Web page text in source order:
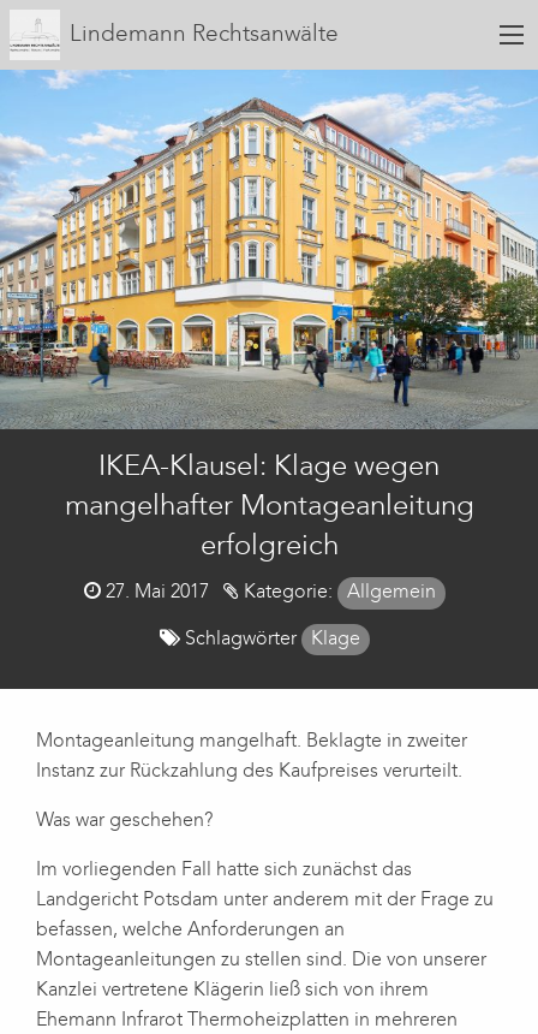
Lindemann Rechtsanwälte
IKEA-Klausel: Klage wegen
mangelhafter Montageanleitung
erfolgreich
Posted
27. Mai 2017 Kategorie: Allgemein
Schlagwörter Klage
Montageanleitung mangelhaft. Beklagte in zweiter
Instanz zur Rückzahlung des Kaufpreises verurteilt.
Was war geschehen?
Im vorliegenden Fall hatte sich zunächst das
Landgericht Potsdam unter anderem mit der Frage zu
befassen, welche Anforderungen an
Montageanleitungen zu stellen sind. Die von unserer
Kanzlei vertretene Klägerin ließ sich von ihrem
Ehemann Infrarot Thermoheizplatten in mehreren